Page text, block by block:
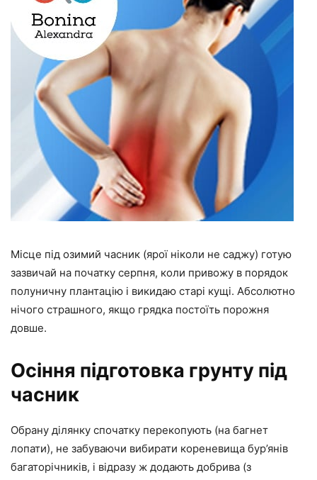
Місце під озимий часник (ярої ніколи не саджу) готую
зазвичай на початку серпня, коли привожу в порядок
полуничну плантацію і викидаю старі кущі. Абсолютно
нічого страшного, якщо грядка постоїть порожня
довше.
Осіння підготовка грунту під
часник
Обрану ділянку спочатку перекопують (на багнет
лопати), не забуваючи вибирати кореневища бур’янів
багаторічників, і відразу ж додають добрива (з